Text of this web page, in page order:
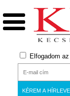
Elfogadom az